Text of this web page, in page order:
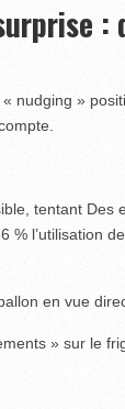
:
nudging »
tentant Des
l’utilisation
en vue
» sur le